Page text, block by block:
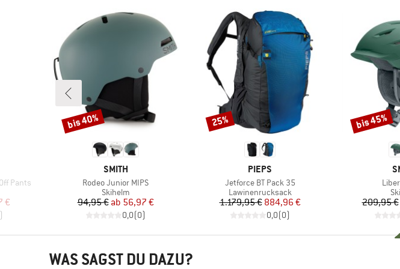
Pants
Preis
€
MARKE
SMITH
Artikel
Rodeo Junior MIPS
Produktgruppe
Skihelm
Preis
94,95 € reduzierter Preis
ab 56,97 €
0,0(0)
Rabatt
bis 40%
MARKE
PIEPS
Artikel
Jetforce BT Pack 35
Produktgruppe
Lawinenrucksack
Preis
1.179,95 €reduzierter Preis
884,96 €
0,0(0)
Rabatt
25%
209,95 €
Rabatt
bis 45%
WAS SAGST DU DAZU?